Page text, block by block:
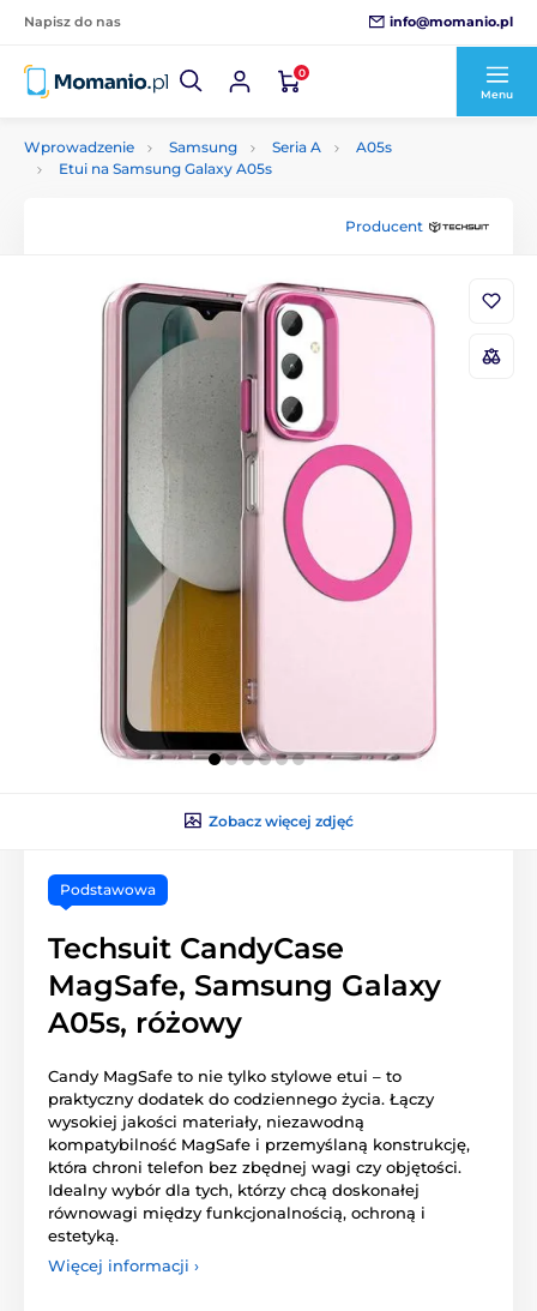
Napisz do nas info@momanio.pl
0
Menu
Wprowadzenie Samsung Seria A
A05s
Etui na Samsung Galaxy A05s
Producent
Zobacz więcej zdjęć
Podstawowa
Techsuit CandyCase
MagSafe, Samsung Galaxy
A05s, różowy
Candy MagSafe to nie tylko stylowe etui – to
praktyczny dodatek do codziennego życia. Łączy
wysokiej jakości materiały, niezawodną
kompatybilność MagSafe i przemyślaną konstrukcję,
która chroni telefon bez zbędnej wagi czy objętości.
Idealny wybór dla tych, którzy chcą doskonałej
równowagi między funkcjonalnością, ochroną i
estetyką.
Więcej informacji ›